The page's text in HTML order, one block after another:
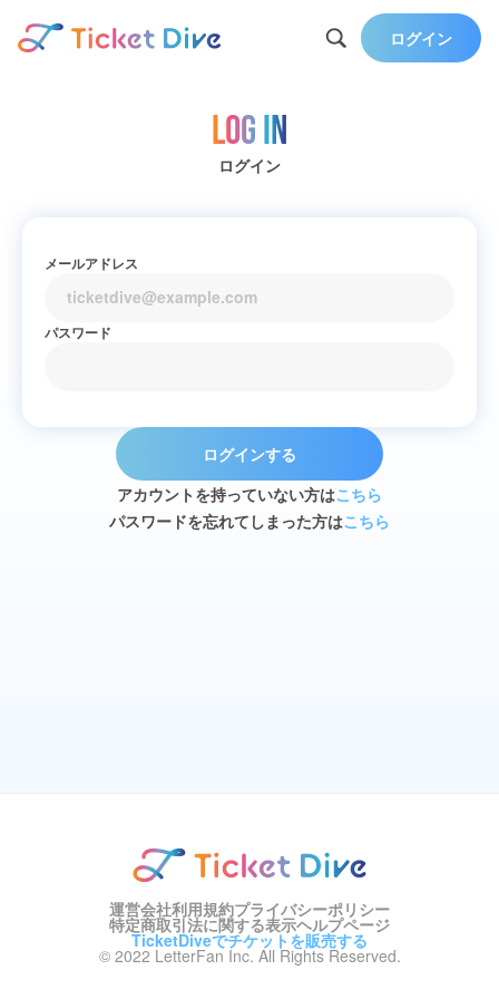
ログイン
Log in
ログイン
メールアドレス
パスワード
ログインする
アカウントを持っていない方はこちら
パスワードを忘れてしまった方はこちら
運営会社利用規約プライバシーポリシー
特定商取引法に関する表示ヘルプページ
TicketDiveでチケットを販売する
© 2022 LetterFan Inc. All Rights Reserved.